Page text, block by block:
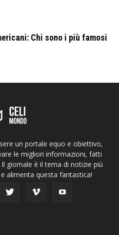
Chi sono i più famosi
un portale equo e obiettivo,
le migliori informazioni, fatti
giornale è il tema di notizie più
alimenta questa fantastica!